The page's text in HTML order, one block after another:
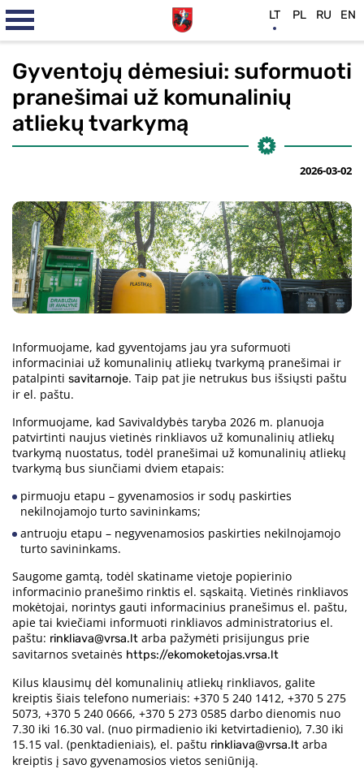
Gyventojų dėmesiui: suformuoti
pranešimai už komunalinių
atliekų tvarkymą
2026-03-02
Informuojame, kad gyventojams jau yra suformuoti
informaciniai už komunalinių atliekų tvarkymą pranešimai ir
patalpinti savitarnoje. Taip pat jie netrukus bus išsiųsti paštu
ir el. paštu.
Informuojame, kad Savivaldybės taryba 2026 m. planuoja
patvirtinti naujus vietinės rinkliavos už komunalinių atliekų
tvarkymą nuostatus, todėl pranešimai už komunalinių atliekų
tvarkymą bus siunčiami dviem etapais:
pirmuoju etapu – gyvenamosios ir sodų paskirties
nekilnojamojo turto savininkams;
antruoju etapu – negyvenamosios paskirties nekilnojamojo
turto savininkams.
Saugome gamtą, todėl skatiname vietoje popierinio
informacinio pranešimo rinktis el. sąskaitą. Vietinės rinkliavos
mokėtojai, norintys gauti informacinius pranešimus el. paštu,
apie tai kviečiami informuoti rinkliavos administratorius el.
paštu: rinkliava@vrsa.lt arba pažymėti prisijungus prie
savitarnos svetainės https://ekomoketojas.vrsa.lt
Kilus klausimų dėl komunalinių atliekų rinkliavos, galite
kreiptis šiais telefono numeriais: +370 5 240 1412, +370 5 275
5073, +370 5 240 0666, +370 5 273 0585 darbo dienomis nuo
7.30 iki 16.30 val. (nuo pirmadienio iki ketvirtadienio), 7.30 iki
15.15 val. (penktadieniais), el. paštu rinkliava@vrsa.lt arba
kreiptis į savo gyvenamosios vietos seniūniją.
LT PL RU EN